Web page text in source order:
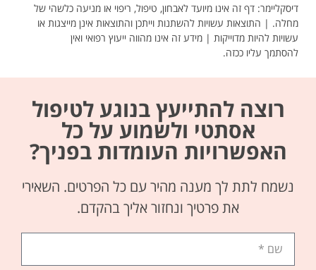
דיסקליימר: דף זה אינו מיועד לאבחון, טיפול, ריפוי או מניעה כלשהי של
מחלה. | התוצאות עשויות להשתנות וייתכן והתוצאות אינן מייצגות או
עשויות להיות מדוייקות | מידע זה אינו מהווה ייעוץ רפואי ואין
להסתמך עליו ככזה.
רוצה להתייעץ בנוגע לטיפול
אסתטי ולשמוע על כל
האפשרויות העומדות בפניך?
נשמח לתת לך מענה מהיר עם כל הפרטים. השאירי
את פרטיך ונחזור אליך בהקדם.